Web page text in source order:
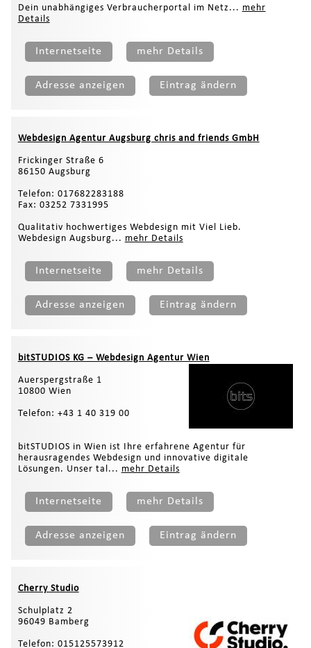
Dein unabhängiges Verbraucherportal im Netz... mehr
Details
Internetseite mehr Details
Adresse anzeigen Eintrag ändern
Webdesign Agentur Augsburg chris and friends GmbH
Frickinger Straße 6
86150 Augsburg
Telefon: 017682283188
Fax: 03252 7331995
Qualitativ hochwertiges Webdesign mit Viel Lieb.
Webdesign Augsburg... mehr Details
Internetseite mehr Details
Adresse anzeigen Eintrag ändern
bitSTUDIOS KG – Webdesign Agentur Wien
Auerspergstraße 1
10800 Wien
Telefon: +43 1 40 319 00
bitSTUDIOS in Wien ist Ihre erfahrene Agentur für
herausragendes Webdesign und innovative digitale
Lösungen. Unser tal... mehr Details
Internetseite mehr Details
Adresse anzeigen Eintrag ändern
Cherry Studio
Schulplatz 2
96049 Bamberg
Telefon: 015125573912